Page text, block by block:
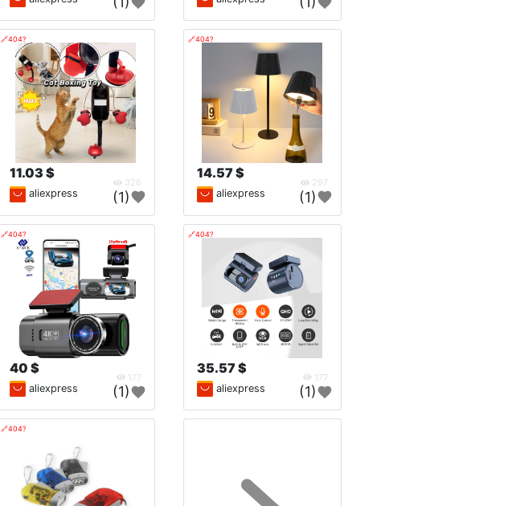
🔗404?
11.03 $
326
aliexpress (1)
🔗404?
14.57 $
297
aliexpress (1)
🔗404?
40 $
177
aliexpress (1)
🔗404?
35.57 $
177
aliexpress (1)
🔗404?